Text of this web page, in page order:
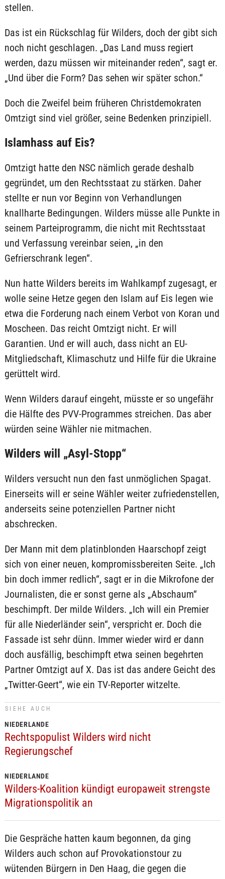
stellen.
Das ist ein Rückschlag für Wilders, doch der gibt sich
noch nicht geschlagen. „Das Land muss regiert
werden, dazu müssen wir miteinander reden“, sagt er.
„Und über die Form? Das sehen wir später schon.“
Doch die Zweifel beim früheren Christdemokraten
Omtzigt sind viel größer, seine Bedenken prinzipiell.
Islamhass auf Eis?
Omtzigt hatte den NSC nämlich gerade deshalb
gegründet, um den Rechtsstaat zu stärken. Daher
stellte er nun vor Beginn von Verhandlungen
knallharte Bedingungen. Wilders müsse alle Punkte in
seinem Parteiprogramm, die nicht mit Rechtsstaat
und Verfassung vereinbar seien, „in den
Gefrierschrank legen“.
Nun hatte Wilders bereits im Wahlkampf zugesagt, er
wolle seine Hetze gegen den Islam auf Eis legen wie
etwa die Forderung nach einem Verbot von Koran und
Moscheen. Das reicht Omtzigt nicht. Er will
Garantien. Und er will auch, dass nicht an EU-
Mitgliedschaft, Klimaschutz und Hilfe für die Ukraine
gerüttelt wird.
Wenn Wilders darauf eingeht, müsste er so ungefähr
die Hälfte des PVV-Programmes streichen. Das aber
würden seine Wähler nie mitmachen.
Wilders will „Asyl-Stopp“
Wilders versucht nun den fast unmöglichen Spagat.
Einerseits will er seine Wähler weiter zufriedenstellen,
anderseits seine potenziellen Partner nicht
abschrecken.
Der Mann mit dem platinblonden Haarschopf zeigt
sich von einer neuen, kompromissbereiten Seite. „Ich
bin doch immer redlich“, sagt er in die Mikrofone der
Journalisten, die er sonst gerne als „Abschaum“
beschimpft. Der milde Wilders. „Ich will ein Premier
für alle Niederländer sein“, verspricht er. Doch die
Fassade ist sehr dünn. Immer wieder wird er dann
doch ausfällig, beschimpft etwa seinen begehrten
Partner Omtzigt auf X. Das ist das andere Geicht des
„Twitter-Geert“, wie ein TV-Reporter witzelte.
SIEHE AUCH
NIEDERLANDE
Rechtspopulist Wilders wird nicht
Regierungschef
NIEDERLANDE
Wilders-Koalition kündigt europaweit strengste
Migrationspolitik an
Die Gespräche hatten kaum begonnen, da ging
Wilders auch schon auf Provokationstour zu
wütenden Bürgern in Den Haag, die gegen die